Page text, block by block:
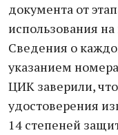
документа от
использования
Сведения о
указанием
ЦИК заверили,
удостоверения
14 степеней